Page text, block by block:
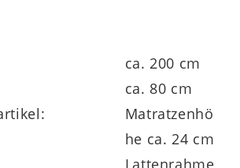
der Schaumkernmatratze
ca. 200 cm
ca. 80 cm
Matratzenhö
he ca. 24 cm
Lattenrahme